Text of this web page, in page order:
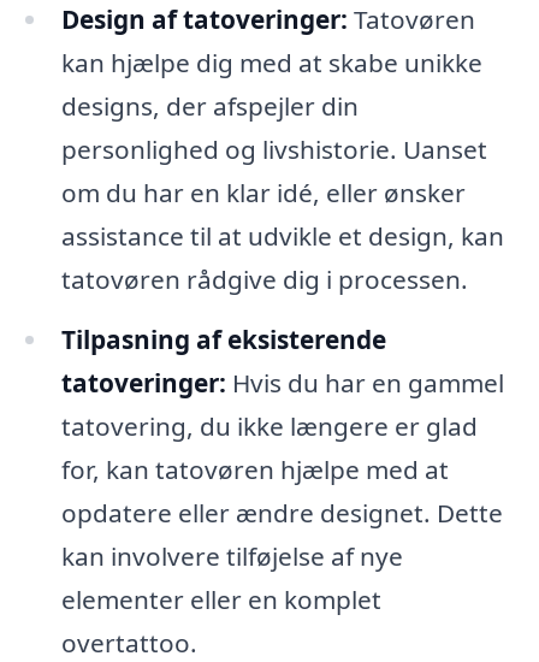
Design af tatoveringer: Tatovøren
kan hjælpe dig med at skabe unikke
designs, der afspejler din
personlighed og livshistorie. Uanset
om du har en klar idé, eller ønsker
assistance til at udvikle et design, kan
tatovøren rådgive dig i processen.
Tilpasning af eksisterende
tatoveringer: Hvis du har en gammel
tatovering, du ikke længere er glad
for, kan tatovøren hjælpe med at
opdatere eller ændre designet. Dette
kan involvere tilføjelse af nye
elementer eller en komplet
overtattoo.